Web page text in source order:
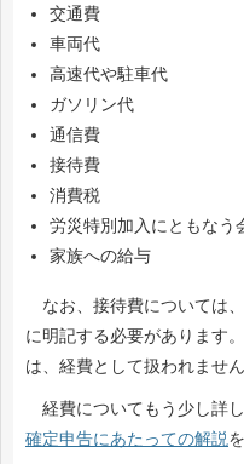
交通費
車両代
高速代や駐車代
ガソリン代
通信費
接待費
消費税
労災特別加入にともなう
家族への給与
なお、接待費については
に明記する必要があります
は、経費として扱われません
経費についてもう少し詳し
確定申告にあたっての解説